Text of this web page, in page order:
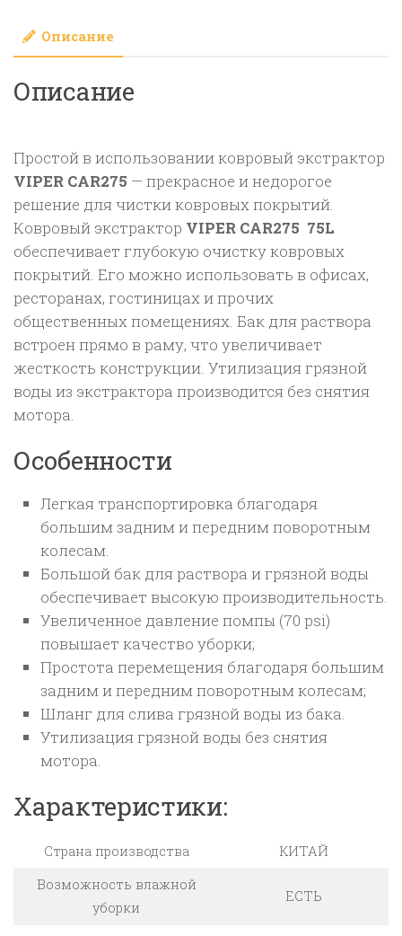
CN
75L
Описание
Описание
Простой в использовании ковровый экстрактор
VIPER CAR275 — прекрасное и недорогое
решение для чистки ковровых покрытий.
Ковровый экстрактор VIPER CAR275 75L
обеспечивает глубокую очистку ковровых
покрытий. Его можно использовать в офисах,
ресторанах, гостиницах и прочих
общественных помещениях. Бак для раствора
встроен прямо в раму, что увеличивает
жесткость конструкции. Утилизация грязной
воды из экстрактора производится без снятия
мотора.
Особенности
Легкая транспортировка благодаря
большим задним и передним поворотным
колесам.
Большой бак для раствора и грязной воды
обеспечивает высокую производительность.
Увеличенное давление помпы (70 psi)
повышает качество уборки;
Простота перемещения благодаря большим
задним и передним поворотным колесам;
Шланг для слива грязной воды из бака.
Утилизация грязной воды без снятия
мотора.
Характеристики:
Страна производства
КИТАЙ
Возможность влажной
уборки
ЕСТЬ